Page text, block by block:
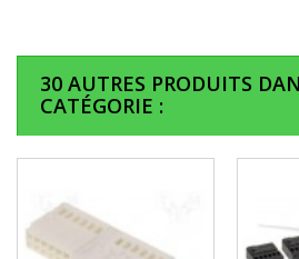
30 AUTRES PRODUITS
CATÉGORIE :